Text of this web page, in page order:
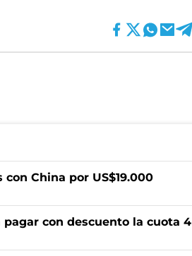
China por US$19.000
con descuento la cuota 4